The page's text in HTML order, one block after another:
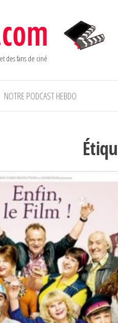
des fans de ciné
NOTRE PODCAST HEBDO